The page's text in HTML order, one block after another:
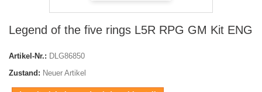
Legend of the five rings L5R RPG GM Kit ENG
Artikel-Nr.: DLG86850
Zustand: Neuer Artikel